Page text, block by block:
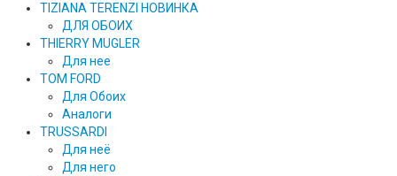
TIZIANA TERENZI НОВИНКА
ДЛЯ ОБОИХ
THIERRY MUGLER
Для нее
TOM FORD
Для Обоих
Аналоги
TRUSSARDI
Для неё
Для него